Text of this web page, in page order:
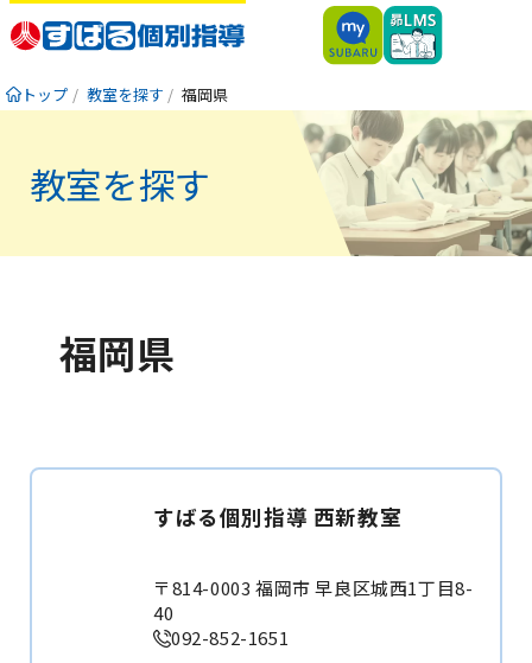
トップ 教室を探す 福岡県
教室を探す
福岡県
すばる個別指導 西新教室
〒814-0003 福岡市 早良区城西1丁目8-
40
092-852-1651